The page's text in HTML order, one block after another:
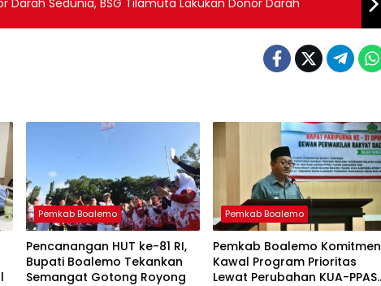
Darah Sedunia, BSG Tilamuta Lakukan Donor Darah
Pemkab Boalemo
Pencanangan HUT ke-81 RI,
Bupati Boalemo Tekankan
Semangat Gotong Royong
Pemkab Boalemo
Pemkab Boalemo Komitmen
Kawal Program Prioritas
Lewat Perubahan KUA-PPAS